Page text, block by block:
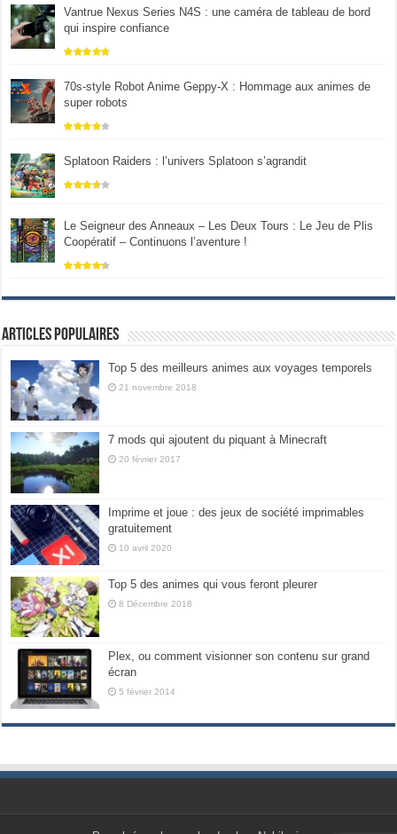
Vantrue Nexus Series N4S : une caméra de tableau de bord
qui inspire confiance
70s-style Robot Anime Geppy-X : Hommage aux animes de
super robots
Splatoon Raiders : l’univers Splatoon s’agrandit
Le Seigneur des Anneaux – Les Deux Tours : Le Jeu de Plis
Coopératif – Continuons l’aventure !
Articles populaires
Top 5 des meilleurs animes aux voyages temporels
21 novembre 2018
7 mods qui ajoutent du piquant à Minecraft
20 février 2017
Imprime et joue : des jeux de société imprimables
gratuitement
10 avril 2020
Top 5 des animes qui vous feront pleurer
8 Décembre 2018
Plex, ou comment visionner son contenu sur grand
écran
5 février 2014